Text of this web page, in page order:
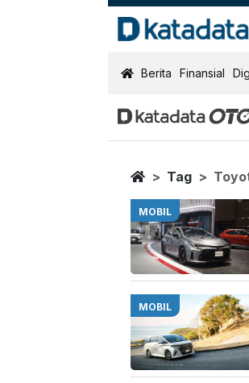
KatadataOTO
Berita Finansial
Toyota
Berita
Home
Tag
MOBIL
MOBIL